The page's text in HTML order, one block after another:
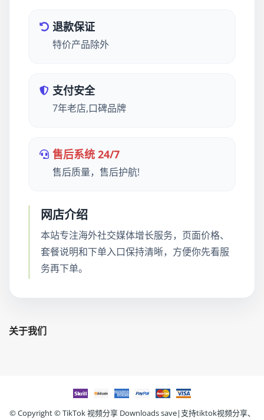
退款保证
特价产品除外
支付安全
7年老店,口碑品牌
售后系统 24/7
售后质量，售后护航!
网店介绍
本站专注海外社交媒体增长服务，页面价格、
套餐说明和下单入口保持清晰，方便你先看服
务再下单。
关于我们
© Copyright ©TikTok 视频分享 Downloads save|支持tiktok视频分享、